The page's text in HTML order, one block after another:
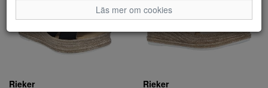
Rieker
Rieker
Läs mer om cookies